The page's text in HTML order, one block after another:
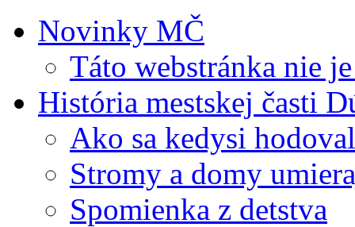
Novinky MČ
Táto webstránka nie
História mestskej časti
Ako sa kedysi
Stromy a domy
Spomienka z detstva